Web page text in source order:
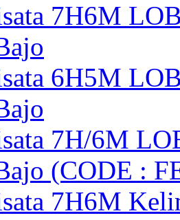
7H6M
6H5M
7H/6M
(CODE :
7H6M